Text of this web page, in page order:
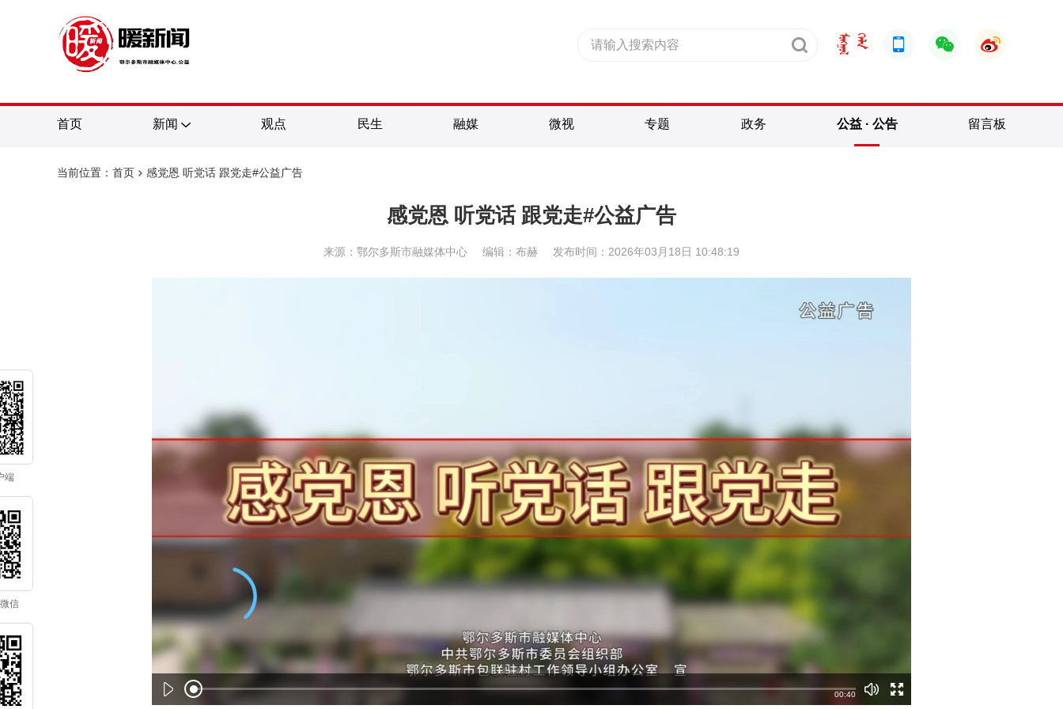
首页 新闻 观点 民生 融媒 微视 专题 政务 公益 · 公告 留言板
当前位置：首页 感党恩 听党话 跟党走#公益广告
端
信
感党恩 听党话 跟党走#公益广告
来源：鄂尔多斯市融媒体中心 编辑：布赫 发布时间：2026年03月18日 10:48:19
00:40